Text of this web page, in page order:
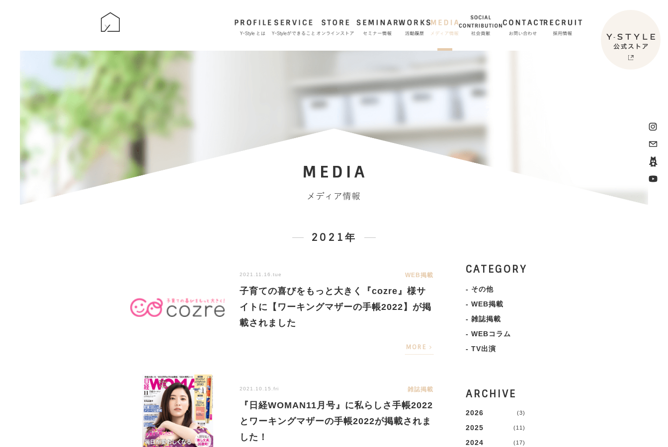
2021年
2021.11.16.tue WEB掲載
子育ての喜びをもっと大きく『cozre』様サ
イトに【ワーキングマザーの手帳2022】が掲
載されました
MORE
2021.10.15.fri 雑誌掲載
『日経WOMAN11月号』に私らしさ手帳2022
とワーキングマザーの手帳2022が掲載されま
した！
CATEGORY
- その他
- WEB掲載
- 雑誌掲載
- WEBコラム
- TV出演
ARCHIVE
2026 (3)
2025 (11)
2024 (17)